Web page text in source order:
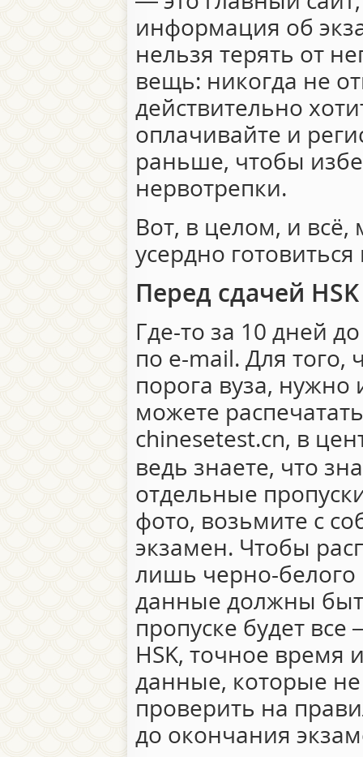
информация об
нельзя терять от
вещь: никогда не
действительно
оплачивайте и
раньше, чтобы
нервотрепки.
Вот, в целом, и
усердно
Перед сдачей HSK
Где-то за 10 дней
по e-mail. Для
порога вуза, нужно
можете
chinesetest.cn, в
ведь знаете, что
отдельные
фото, возьмите с
экзамен. Чтобы
лишь черно-белого
данные должны
пропуске будет
HSK, точное время
данные, которые
проверить на
до окончания